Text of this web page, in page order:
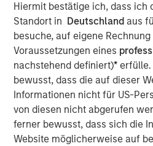
Hiermit bestätige ich, dass ich
Standort in Deutschland aus
besuche, auf eigene
Voraussetzungen eines
nachstehend definiert)* erfülle.
bewusst, dass die auf dieser
Informationen nicht für US-
von diesen nicht abgerufen
ferner bewusst, dass sich die
Website möglicherweise auf
owned by Herbert Buhl). Fides
majority owner of Breitenfeld
“During the last 10 years, we
positioning ourselves in a
steel industry,” said Mr. Jurak,
have sustained strong growth
excellent outlook for the future.”